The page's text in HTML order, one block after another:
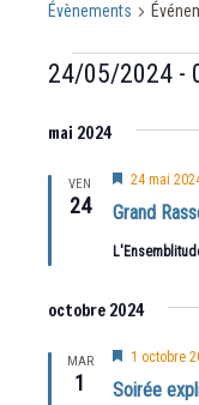
Évènements
Évènements
24/05/2024 -
une
mai 2024
VEN
24 Grand
Mis
avant
24 mai
octobre 2024
MAR
1
Soirée
Mis
avant
1 octobre